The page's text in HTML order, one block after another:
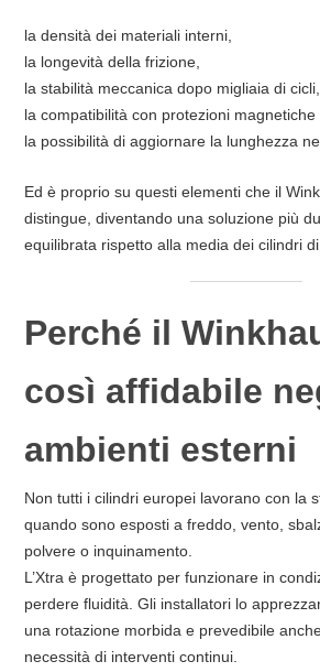
la densità dei materiali interni,
la longevità della frizione,
la stabilità meccanica dopo migliaia di cicli,
la compatibilità con protezioni magnetiche
la possibilità di aggiornare la lunghezza
Ed è proprio su questi elementi che il
distingue, diventando una soluzione più
equilibrata rispetto alla media dei cilindri
Perché il
così affidabile
ambienti esterni
Non tutti i cilindri europei lavorano con la
quando sono esposti a freddo, vento,
polvere o inquinamento.
L’Xtra è progettato per funzionare in
perdere fluidità. Gli installatori lo
una rotazione morbida e prevedibile
necessità di interventi continui.